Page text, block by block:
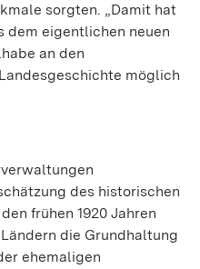
sorgten. „Damit hat
dem eigentlichen neuen
an den
möglich
des historischen
frühen 1920 Jahren
die Grundhaltung
ehemaligen